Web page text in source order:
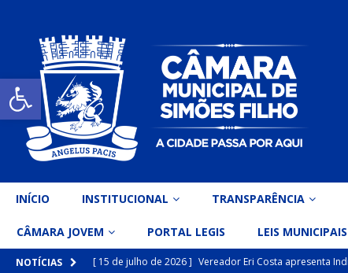
Open toolbar
INÍCIO INSTITUCIONAL TRANSPARÊNCIA
CÂMARA JOVEM PORTAL LEGIS LEIS MUNICIPAIS
NOTÍCIAS [ 15 de julho de 2026 ] Vereador Eri Costa apresenta